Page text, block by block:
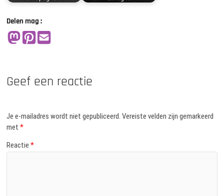
Delen mag :
Geef een reactie
Je e-mailadres wordt niet gepubliceerd. Vereiste velden zijn gemarkeerd
met*
Reactie*